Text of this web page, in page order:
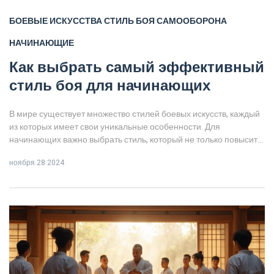
БОЕВЫЕ ИСКУССТВАСТИЛЬ БОЯСАМООБОРОНА
НАЧИНАЮЩИЕ
Как выбрать самый эффективный
стиль боя для начинающих
В мире существует множество стилей боевых искусств, каждый
из которых имеет свои уникальные особенности. Для
начинающих важно выбрать стиль, который не только повысит
себя в различных ситуациях. В этой статье мы рассмотрим
истории, философии и практической значимости каждого
искусства, чтобы помочь вам сделать осознанный выбор.
ноября 28 2024